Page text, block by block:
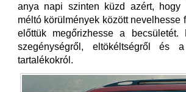
anya napi szinten küzd azért, hogy
méltó körülmények között nevelhesse
előttük megőrizhesse a becsületét.
szegénységről, eltökéltségről és
tartalékokról.